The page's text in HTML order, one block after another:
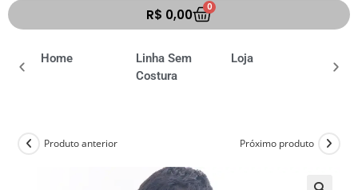
R$ 0,00 0
Home
Linha Sem
Costura
Loja
Produto anterior Próximo produto